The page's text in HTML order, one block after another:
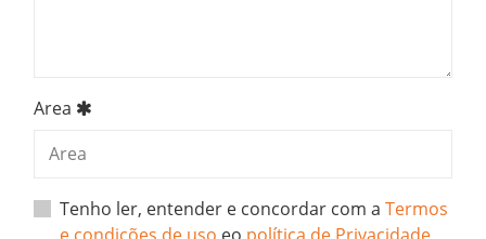
Area
Tenho ler, entender e concordar com aTermos